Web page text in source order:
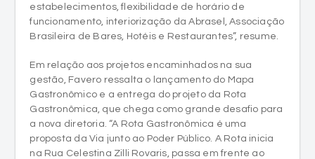
estabelecimentos, flexibilidade de horário de
funcionamento, interiorização da Abrasel, Associação
Brasileira de Bares, Hotéis e Restaurantes”, resume.
Em relação aos projetos encaminhados na sua
gestão, Favero ressalta o lançamento do Mapa
Gastronômico e a entrega do projeto da Rota
Gastronômica, que chega como grande desafio para
a nova diretoria. “A Rota Gastronômica é uma
proposta da Via junto ao Poder Público. A Rota inicia
na Rua Celestina Zilli Rovaris, passa em frente ao